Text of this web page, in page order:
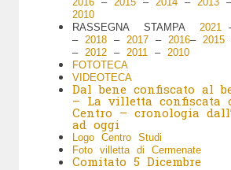
2010
RASSEGNA STAMPA 2021
– 2018– 2017– 2016– 2015
– 2012– 2011 – 2010
FOTOTECA
VIDEOTECA
Dal bene confiscato al
– La villetta confiscata
Centro – cronologia
ad oggi
Logo Centro Studi
Foto villetta di Cermenate
Comitato 5 Dicembre